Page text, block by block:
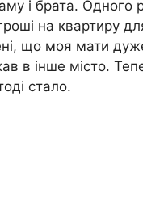
і брата. Одного
на квартиру
що моя мати
в інше місто.
стало.